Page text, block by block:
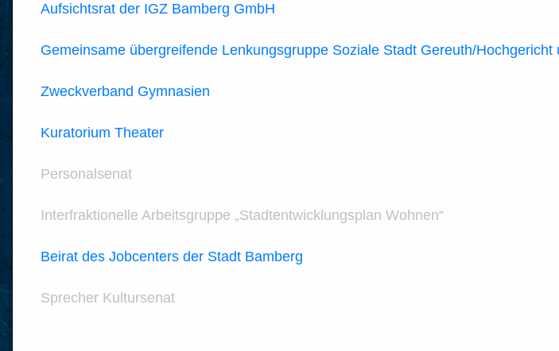
Aufsichtsrat der IGZ Bamberg GmbH
Gemeinsame übergreifende Lenkungsgruppe Soziale Stadt Gereuth/
Zweckverband Gymnasien
Kuratorium Theater
Personalsenat
Interfraktionelle Arbeitsgruppe „Stadtentwicklungsplan Wohnen“
Beirat des Jobcenters der Stadt Bamberg
Sprecher Kultursenat